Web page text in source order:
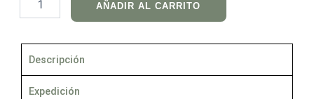
AÑADIR AL CARRITO
Descripción
Expedición